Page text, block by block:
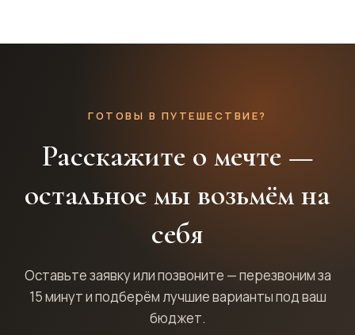
ГОТОВЫ В ПУТЕШЕСТВИЕ?
Расскажите о мечте —
остальное мы возьмём на
себя
Оставьте заявку или позвоните — перезвоним за
15 минут и подберём лучшие варианты под ваш
бюджет.